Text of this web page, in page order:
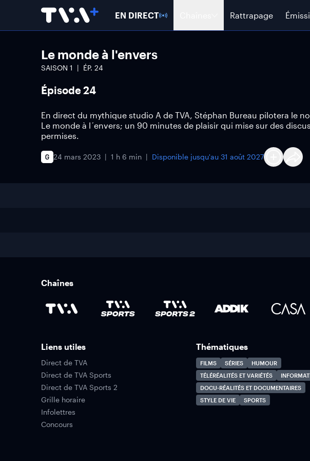
EN DIRECT Rattrapage
Le monde à l'envers
SAISON 1 ÉP. 24
Épisode 24
En direct du mythique studio A de TVA, Stéphan Bureau pilotera le
Le monde à l´envers; un 90 minutes de plaisir qui mise sur des
permises.
24 mars 2023 1 h 6 min Disponible jusqu'au 31 août 2027
Chaînes
Liens utiles
Direct de TVA
Direct de TVA Sports
Direct de TVA Sports 2
Grille horaire
Infolettres
Concours
Thématiques
FILMS SÉRIES
HUMOUR
TÉLÉRÉALITÉS ET VARIÉTÉS
DOCU-RÉALITÉS ET DOCUMENTAIRES
STYLE DE VIE
SPORTS